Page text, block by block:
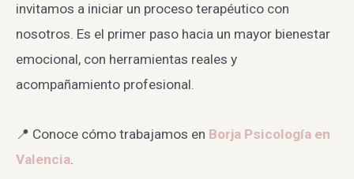
invitamos a iniciar un proceso terapéutico con
nosotros. Es el primer paso hacia un mayor bienestar
emocional, con herramientas reales y
acompañamiento profesional.
📍 Conoce cómo trabajamos en Borja Psicología en
Valencia